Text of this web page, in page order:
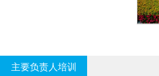
主要负责人培训